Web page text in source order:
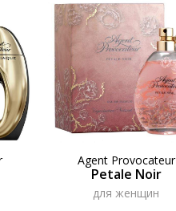
Agent Provocateur
Petale Noir
для женщин